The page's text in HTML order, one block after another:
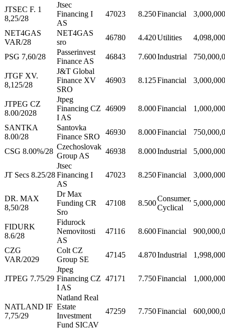
JTSEC F. 1
8,25/28
Jtsec
Financing I
AS
47023 8.250Financial
NET4GAS
VAR/28
NET4GAS
sro
46780 4.420Utilities
PSG 7,60/28
Passerinvest
Finance AS
46843 7.600Industrial
JTGF XV.
8,125/28
J&T Global
Finance XV
SRO
46903 8.125Financial
JTPEG CZ
8.00/2028
Jtpeg
Financing CZ
I AS
46909 8.000Financial
SANTKA
8.00/28
Santovka
Finance SRO
46930 8.000Financial
CSG 8.00%/28
Czechoslovak
Group AS
46938 8.000Industrial
JT Secs 8.25/28
Jtsec
Financing I
AS
47023 8.250Financial
DR. MAX
8,50/28
Dr Max
Funding CR
Sro
47108 8.500
Consumer,
Cyclical
FIDURK
8.6/28
Fidurock
Nemovitosti
AS
47116 8.600Financial
CZG
VAR/2029
Colt CZ
Group SE
47145 4.870Industrial
JTPEG 7.75/29
Jtpeg
Financing CZ
I AS
47171 7.750Financial
NATLAND IF
7,75/29
Natland Real
Estate
Investment
Fund SICAV
47259 7.750Financial